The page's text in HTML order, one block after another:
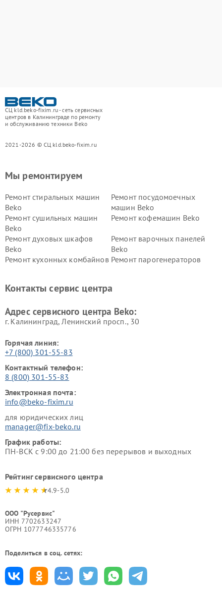
СЦ kld.beko-fixim.ru - сеть сервисных
центров в Калининграде по ремонту
и обслуживанию техники Beko
2021-2026 © СЦ kld.beko-fixim.ru
Мы ремонтируем
Ремонт стиральных машин
Beko
Ремонт посудомоечных
машин Beko
Ремонт сушильных машин
Beko
Ремонт кофемашин Beko
Ремонт духовых шкафов
Beko
Ремонт варочных панелей
Beko
Ремонт кухонных комбайнов Ремонт парогенераторов
Ремонт холодильников Beko Ремонт морозильных камер
Контакты сервис центра
Адрес сервисного центра Beko:
г. Калининград, Ленинский просп., 30
Горячая линия:
+7 (800) 301-55-83
Контактный телефон:
8 (800) 301-55-83
Электронная почта:
info@beko-fixim.ru
для юридических лиц
manager@fix-beko.ru
График работы:
ПН-ВСК с 9:00 до 21:00 без перерывов и выходных
Рейтинг сервисного центра
4.9-5.0
ООО "Русервис"
ИНН 7702633247
ОГРН 1077746335776
Поделиться в соц. сетях: